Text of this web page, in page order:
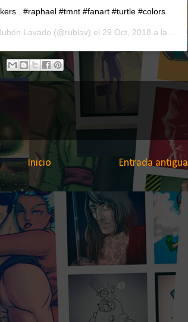
. #raphael #tmnt #fanart #turtle #colors
Lavado (@rublav) el 29 Oct, 2018 a las 5:30 PDT
Entrada antigua
Inicio